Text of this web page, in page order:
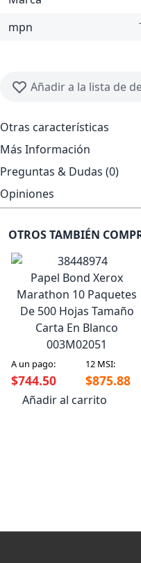
mpn
Añadir a la lista de
Otras características
Más Información
Preguntas & Dudas (0)
Opiniones
OTROS TAMBIÉN
Papel Bond Xerox
Marathon 10 Paquetes
De 500 Hojas Tamaño
Carta En Blanco
003M02051
A un pago: 12 MSI:
$744.50 $875.88
Añadir al carrito